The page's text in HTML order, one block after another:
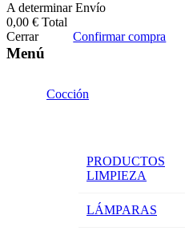
A determinarEnvío
0,00 € Total
Cerrar
Confirmar compra
Menú
Cocción
PRODUCTOS
LIMPIEZA
LÁMPARAS